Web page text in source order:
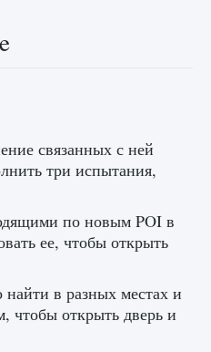
связанных с ней
три испытания,
по новым POI в
ее, чтобы открыть
в разных местах и
чтобы открыть дверь и